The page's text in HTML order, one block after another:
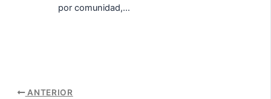
por comunidad,…
ANTERIOR